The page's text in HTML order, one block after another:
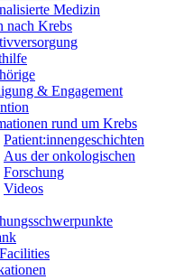
Medizin
nach Krebs
& Engagement
rund um Krebs
Patient:innengeschichten
Aus der onkologischen
Forschung
Videos